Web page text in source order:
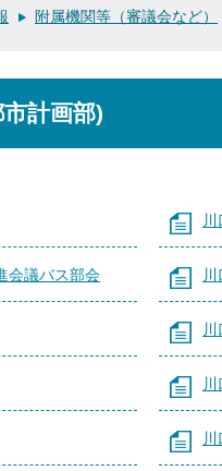
附属機関等（審議会など）
計画部)
会議バス部会